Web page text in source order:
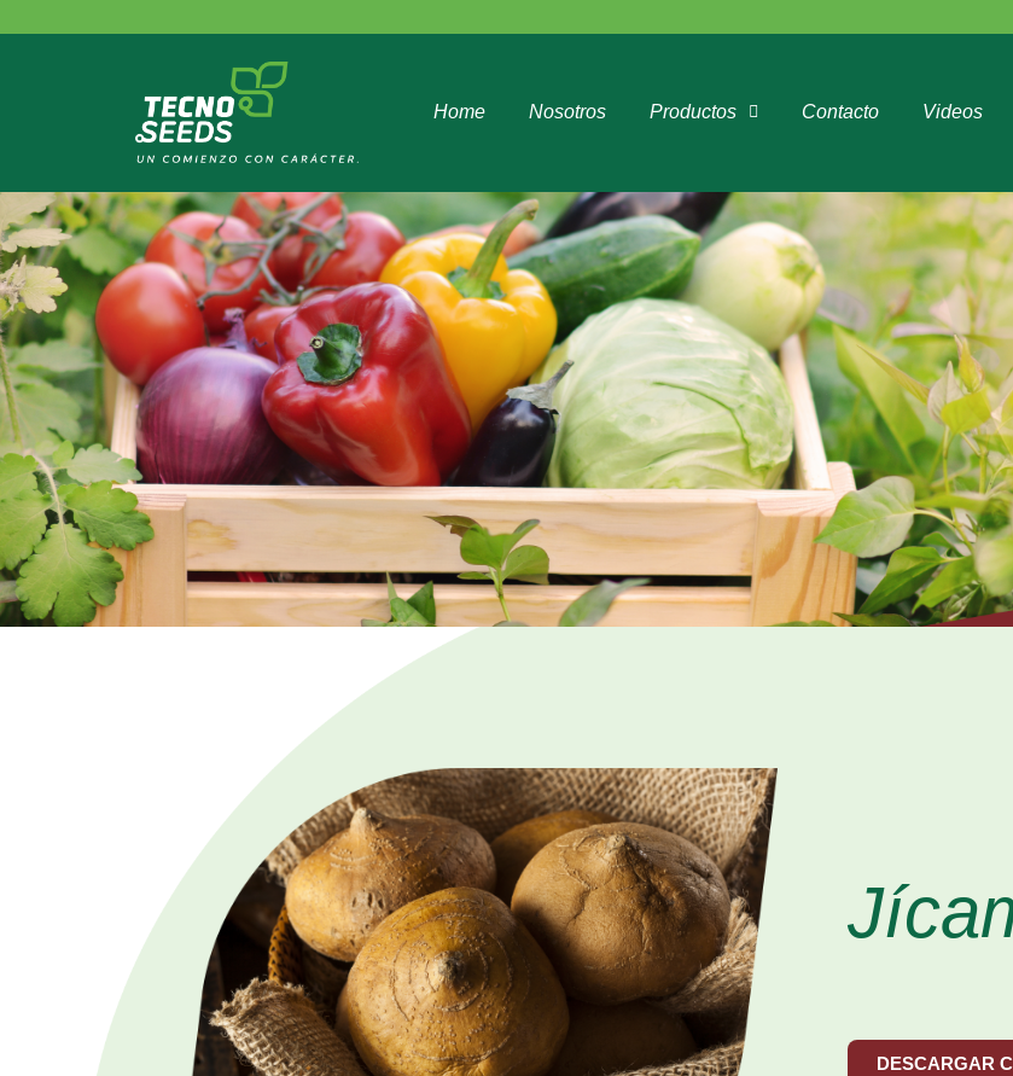
Home Nosotros Productos Contacto Videos
DESCARGAR